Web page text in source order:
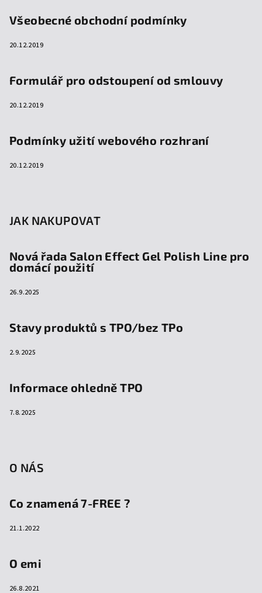
Všeobecné obchodní podmínky
20.12.2019
Formulář pro odstoupení od smlouvy
20.12.2019
Podmínky užití webového rozhraní
20.12.2019
JAK NAKUPOVAT
Nová řada Salon Effect Gel Polish Line pro
domácí použití
26.9.2025
Stavy produktů s TPO/bez TPo
2.9.2025
Informace ohledně TPO
7.8.2025
O NÁS
Co znamená 7-FREE ?
21.1.2022
O emi
26.8.2021